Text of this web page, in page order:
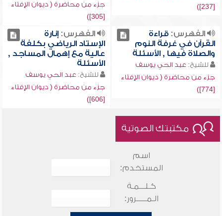
[237])
جزء من محاضرة ( ديوان الإفتاء
[305])
الفهرس:قراءة
القرآن في غرفة النوم
والصلاة فيها , الأسئلة
للشيخ: عبد الحي يوسف
جزء من محاضرة ( ديوان الإفتاء
[774])
الفهرس:إنارة
الإستاد الرياضي بكلفة
عالية مع إهمال المساجد ,
الأسئلة
للشيخ: عبد الحي يوسف
جزء من محاضرة ( ديوان الإفتاء
[606])
مكتبتك الصوتية
اسم
المستخدم:
كـلـــمـة
الـمـــــرور: